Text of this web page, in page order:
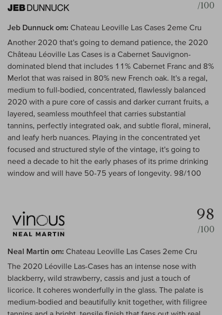
/100
Jeb Dunnuck om: Chateau Leoville Las Cases 2eme Cru
Another 2020 that's going to demand patience, the 2020
Château Léoville Las Cases is a Cabernet Sauvignon-
dominated blend that includes 11% Cabernet Franc and 8%
Merlot that was raised in 80% new French oak. It's a regal,
medium to full-bodied, concentrated, flawlessly balanced
2020 with a pure core of cassis and darker currant fruits, a
layered, seamless mouthfeel that carries substantial
tannins, perfectly integrated oak, and subtle floral, mineral,
and leafy herb nuances. Playing in the concentrated yet
focused and structured style of the vintage, it's going to
need a decade to hit the early phases of its prime drinking
window and will have 50-75 years of longevity. 98/100
98
/100
Neal Martin om: Chateau Leoville Las Cases 2eme Cru
The 2020 Léoville Las-Cases has an intense nose with
blackberry, wild strawberry, cassis and just a touch of
licorice. It coheres wonderfully in the glass. The palate is
medium-bodied and beautifully knit together, with filigree